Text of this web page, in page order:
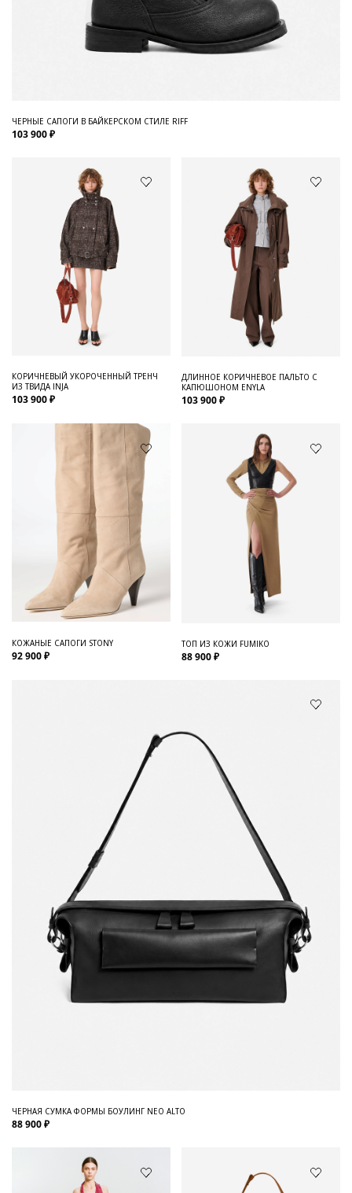
ЧЕРНЫЕ САПОГИ В БАЙКЕРСКОМ СТИЛЕ RIFF
103 900 ₽
КОРИЧНЕВЫЙ УКОРОЧЕННЫЙ ТРЕНЧ
ИЗ ТВИДА INJA
103 900 ₽
ДЛИННОЕ КОРИЧНЕВОЕ ПАЛЬТО С
КАПЮШОНОМ ENYLA
103 900 ₽
КОЖАНЫЕ САПОГИ STONY
92 900 ₽
ТОП ИЗ КОЖИ FUMIKO
88 900 ₽
ЧЕРНАЯ СУМКА ФОРМЫ БОУЛИНГ NEO ALTO
88 900 ₽